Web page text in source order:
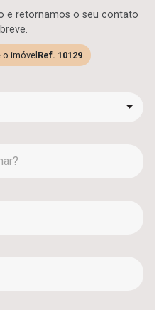
e retornamos o seu contato
imóvel Ref. 10129